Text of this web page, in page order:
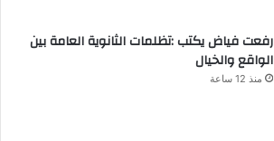
رفعت فياض يكتب :تظلمات الثانوية العامة بين
الواقع والخيال
منذ 12 ساعة